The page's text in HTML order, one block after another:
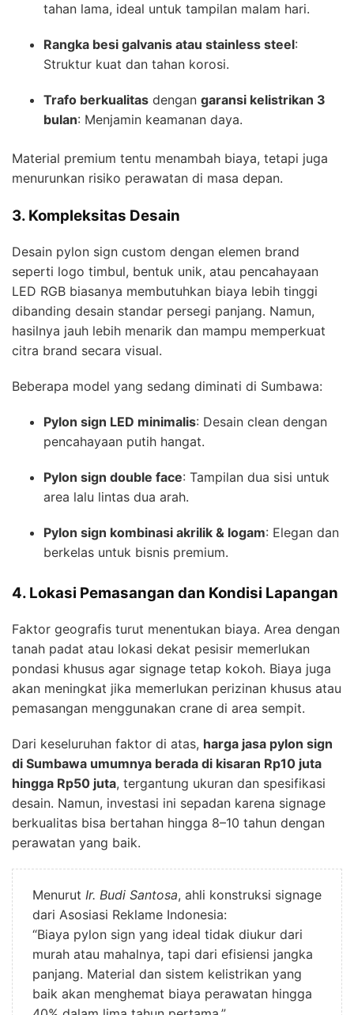
tahan lama, ideal untuk tampilan malam hari.
Rangka besi galvanis atau stainless steel:
Struktur kuat dan tahan korosi.
Trafo berkualitas dengan garansi kelistrikan 3
bulan: Menjamin keamanan daya.
Material premium tentu menambah biaya, tetapi juga
menurunkan risiko perawatan di masa depan.
3. Kompleksitas Desain
Desain pylon sign custom dengan elemen brand
seperti logo timbul, bentuk unik, atau pencahayaan
LED RGB biasanya membutuhkan biaya lebih tinggi
dibanding desain standar persegi panjang. Namun,
hasilnya jauh lebih menarik dan mampu memperkuat
citra brand secara visual.
Beberapa model yang sedang diminati di Sumbawa:
Pylon sign LED minimalis: Desain clean dengan
pencahayaan putih hangat.
Pylon sign double face: Tampilan dua sisi untuk
area lalu lintas dua arah.
Pylon sign kombinasi akrilik & logam: Elegan dan
berkelas untuk bisnis premium.
4. Lokasi Pemasangan dan Kondisi Lapangan
Faktor geografis turut menentukan biaya. Area dengan
tanah padat atau lokasi dekat pesisir memerlukan
pondasi khusus agar signage tetap kokoh. Biaya juga
akan meningkat jika memerlukan perizinan khusus atau
pemasangan menggunakan crane di area sempit.
Dari keseluruhan faktor di atas, harga jasa pylon sign
di Sumbawa umumnya berada di kisaran Rp10 juta
hingga Rp50 juta, tergantung ukuran dan spesifikasi
desain. Namun, investasi ini sepadan karena signage
berkualitas bisa bertahan hingga 8–10 tahun dengan
perawatan yang baik.
Menurut Ir. Budi Santosa, ahli konstruksi signage
dari Asosiasi Reklame Indonesia:
“Biaya pylon sign yang ideal tidak diukur dari
murah atau mahalnya, tapi dari efisiensi jangka
panjang. Material dan sistem kelistrikan yang
baik akan menghemat biaya perawatan hingga